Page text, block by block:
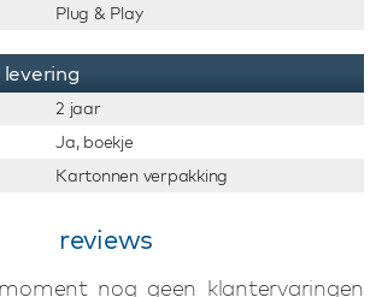
Plug & Play
2 jaar
Ja, boekje
Kartonnen verpakking
reviews
nog geen klantervaringen